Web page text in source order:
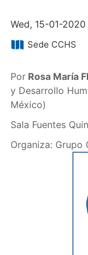
Wed, 15-01-2020
Sede CCHS
PorRosa María
y Desarrollo
México)
Sala Fuentes
Organiza: Grupo